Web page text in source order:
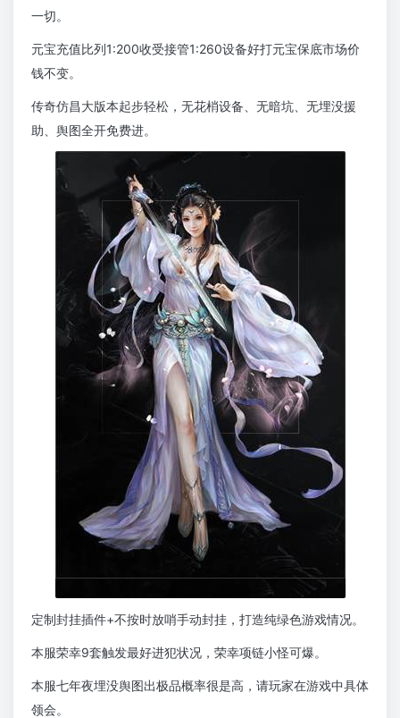
一切。
元宝充值比列1:200收受接管1:260设备好打元宝保底市场价
钱不变。
传奇仿昌大版本起步轻松，无花梢设备、无暗坑、无埋没援
助、舆图全开免费进。
定制封挂插件+不按时放哨手动封挂，打造纯绿色游戏情况。
本服荣幸9套触发最好进犯状况，荣幸项链小怪可爆。
本服七年夜埋没舆图出极品概率很是高，请玩家在游戏中具体
领会。